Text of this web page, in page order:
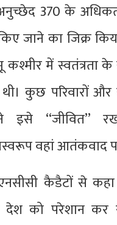
370 के
जाने का जिक्र
कश्मीर में स्वतंत्रता
कुछ परिवारों और
इसे ‘‘जीवित’’
वहां आतंकवाद
कैडैटों से
देश को परेशान कर